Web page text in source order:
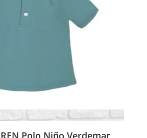
Polo Niño Verdemar